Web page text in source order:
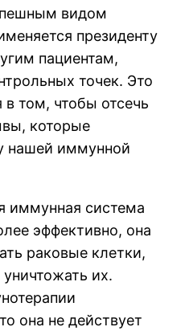
видом
президенту
пациентам,
точек. Это
в том, чтобы отсечь
которые
нашей иммунной
иммунная система
эффективно, она
раковые клетки,
уничтожать их.
она не действует